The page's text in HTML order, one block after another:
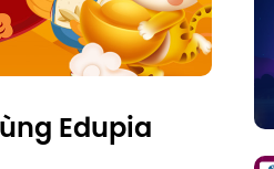
Edupia